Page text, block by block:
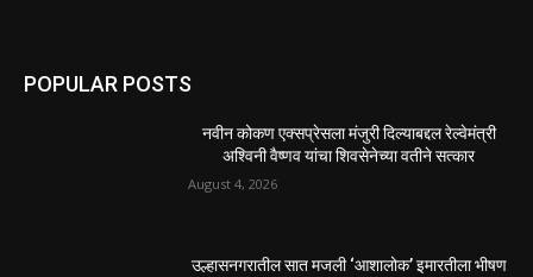
POPULAR POSTS
नवीन कोकण एक्सप्रेसला मंजुरी दिल्याबद्दल रेल्वेमंत्री
अश्विनी वैष्णव यांचा शिवसेनेच्या वतीने सत्कार
August 4, 2026
उल्हासनगरातील सात मजली ‘आशालोक’ इमारतीला भीषण